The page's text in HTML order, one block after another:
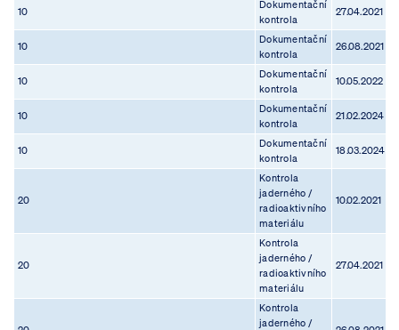
10
Dokumentační
kontrola
27.04.2021
10
Dokumentační
kontrola
26.08.2021
10
Dokumentační
kontrola
10.05.2022
10
Dokumentační
kontrola
21.02.2024
10
Dokumentační
kontrola
18.03.2024
20
Kontrola
jaderného /
radioaktivního
materiálu
10.02.2021
20
Kontrola
jaderného /
radioaktivního
materiálu
27.04.2021
Kontrola
jaderného /